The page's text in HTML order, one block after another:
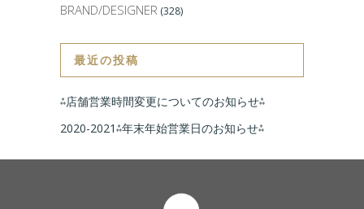
BRAND/DESIGNER (328)
最近の投稿
⁂店舗営業時間変更についてのお知らせ⁂
2020-2021⁂年末年始営業日のお知らせ⁂